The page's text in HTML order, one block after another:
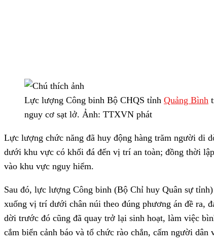
Lực lượng Công binh Bộ CHQS tỉnh Quảng Bình
nguy cơ sạt lở. Ảnh: TTXVN phát
Lực lượng chức năng đã huy động hàng trăm người di
dưới khu vực có khối đá đến vị trí an toàn; đồng thời
vào khu vực nguy hiểm.
Sau đó, lực lượng Công binh (Bộ Chỉ huy Quân sự
xuống vị trí dưới chân núi theo đúng phương án đề ra,
dời trước đó cũng đã quay trở lại sinh hoạt, làm việc
cắm biển cảnh báo và tổ chức rào chắn, cấm người